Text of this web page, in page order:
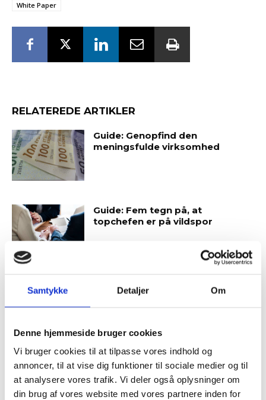
Samtykke Detaljer Om
Denne hjemmeside bruger cookies
Vi bruger cookies til at tilpasse vores indhold og
annoncer, til at vise dig funktioner til sociale medier og til
at analysere vores trafik. Vi deler også oplysninger om
din brug af vores website med vores partnere inden for
White Paper
RELATEREDE ARTIKLER
Guide: Genopfind den
meningsfulde virksomhed
Guide: Fem tegn på, at
topchefen er på vildspor
Tema:Bliv et bedre bestyrelsesmedlem:
Tidligere blev nye bestyrelsesmedlemmer ofte rekrutteret
blandt topledere i andre virksomheder. Men sådan er det ikke
længere – i hvert fald ikke altid. Andre kvalifikationer og
baggrunde er blevet vigtige, eksempelvis indsigt i cybertrusler,
strategiudvikling, erfaring fra konsulentvirksomhed, HR og
Tilmeld dig vores
nyhedsbrev
– og modtag Ole Borchs bog
“Succes i en dansk bestyrelse”